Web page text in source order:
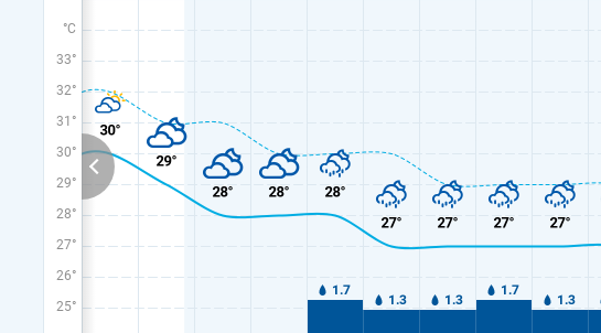
°C
33°
32°
31°
30°
29°
28°
27°
26°
25°